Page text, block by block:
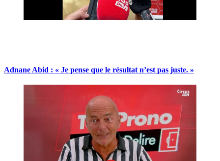
Adnane Abid : « Je pense que le résultat n’est pas juste. »